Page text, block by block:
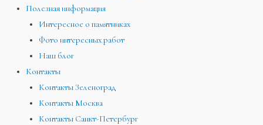
Полезная информация
Интересное о памятниках
Фото интересных работ
Наш блог
Контакты
Контакты Зеленоград
Контакты Москва
Контакты Санкт-Петербург